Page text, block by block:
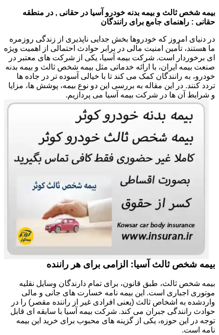
بیمه شخص ثالث و بیمه بدنه خودرو آسیا در حقانی , در منطقه
حقانی : راهنمای جامع برای رانندگان
در دنیای امروز که خودروها بخش جدایی ناپذیری از زندگی روزمره
ما هستند، تأمین امنیت مالی در برابر حوادث احتمالی از اهمیت ویژه
ای برخوردار است. شرکت بیمه آسیا، یکی از شرکت های معتبر در
صنعت بیمه ایران، با ارائه خدماتی مثل بیمه شخص ثالث و بیمه بدنه
خودرو، به رانندگان کمک می کند تا با خیالی آسوده تر در جاده ها
تردد کنند. در این مقاله به بررسی این دو نوع بیمه، پوشش ها، مزایا
و شرایط آن ها در شرکت بیمه آسیا می پردازیم.
بیمه شخص ثالث آسیا: الزامی برای هر راننده
بیمه شخص ثالث، طبق قانون، برای تمام دارندگان وسایل نقلیه
موتوری اجباری است. این بیمه نامه خسارت های جانی و مالی
واردشده به اشخاص ثالث (یعنی افرادی غیر از راننده مقصر) را در
حوادث رانندگی جبران می کند. شرکت بیمه آسیا با سابقه ای قابل
توجه در این حوزه، یکی از گزینه های محبوب برای خرید این بیمه
نامه است.